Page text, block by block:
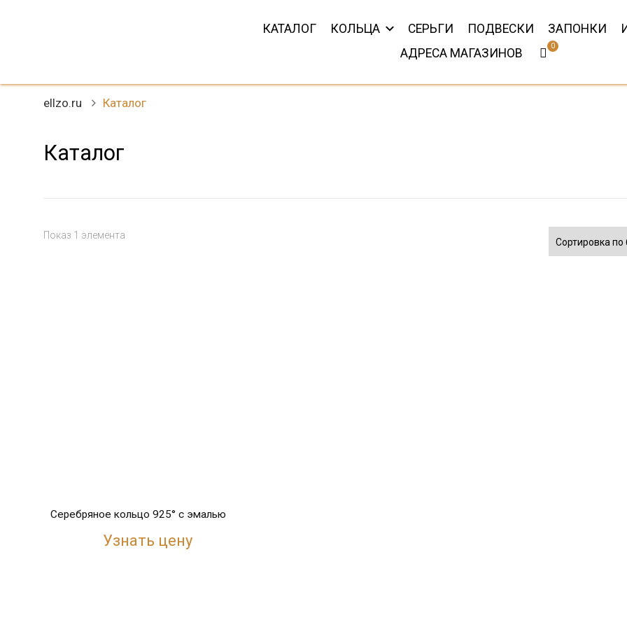
ELLZO ювелирные
Красноярске
Магазин ювелирных украшений в Красноярске
КАТАЛОГ КОЛЬЦА СЕРЬГИ ПОДВЕСКИ ЗАПОНКИ
АДРЕСА МАГАЗИНОВ
ellzo.ru Каталог
Каталог
Показ 1 элемента
Серебряное кольцо 925° с эмалью
Узнать цену